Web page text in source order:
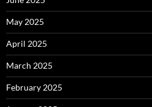
May 2025
April 2025
March 2025
February 2025